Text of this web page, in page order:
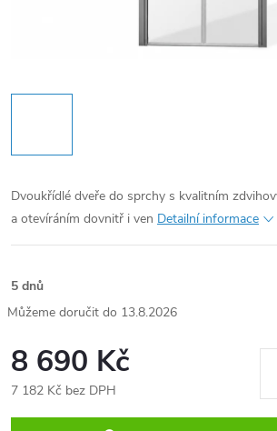
Dvoukřídlé dveře do sprchy s kvalitním
a otevíráním dovnitř i ven Detailní informace
5 dnů
13.8.2026
8 690 Kč
7 182 Kč bez DPH